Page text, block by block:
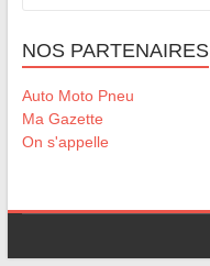
NOS PARTENAIRES
Auto Moto Pneu
Ma Gazette
On s'appelle